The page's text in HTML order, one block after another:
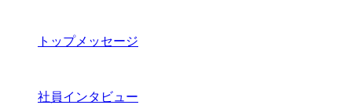
トップメッセージ
社員インタビュー